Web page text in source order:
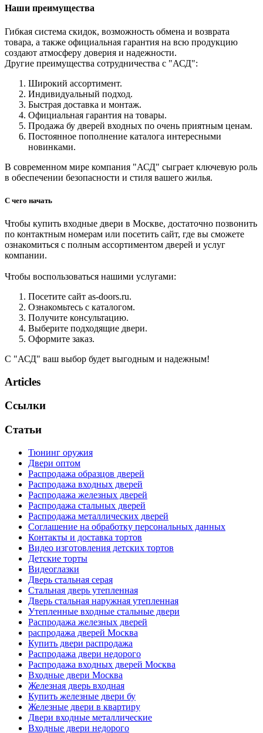
Наши преимущества
Гибкая система скидок, возможность обмена и возврата
товара, а также официальная гарантия на всю продукцию
создают атмосферу доверия и надежности.
Другие преимущества сотрудничества с "АСД":
Широкий ассортимент.
Индивидуальный подход.
Быстрая доставка и монтаж.
Официальная гарантия на товары.
Продажа бу дверей входных по очень приятным ценам.
Постоянное пополнение каталога интересными
новинками.
В современном мире компания "АСД" сыграет ключевую роль
в обеспечении безопасности и стиля вашего жилья.
С чего начать
Чтобы купить входные двери в Москве, достаточно позвонить
по контактным номерам или посетить сайт, где вы сможете
ознакомиться с полным ассортиментом дверей и услуг
компании.
Чтобы воспользоваться нашими услугами:
Посетите сайт as-doors.ru.
Ознакомьтесь с каталогом.
Получите консультацию.
Выберите подходящие двери.
Оформите заказ.
С "АСД" ваш выбор будет выгодным и надежным!
Articles
Ссылки
Статьи
Тюнинг оружия
Двери оптом
Распродажа образцов дверей
Распродажа входных дверей
Распродажа железных дверей
Распродажа стальных дверей
Распродажа металлических дверей
Соглашение на обработку персональных данных
Контакты и доставка тортов
Видео изготовления детских тортов
Детские торты
Видеоглазки
Дверь стальная серая
Стальная дверь утепленная
Дверь стальная наружная утепленная
Утепленные входные стальные двери
Распродажа железных дверей
распродажа дверей Москва
Купить двери распродажа
Распродажа двери недорого
Распродажа входных дверей Москва
Входные двери Москва
Железная дверь входная
Купить железные двери бу
Железные двери в квартиру
Двери входные металлические
Входные двери недорого